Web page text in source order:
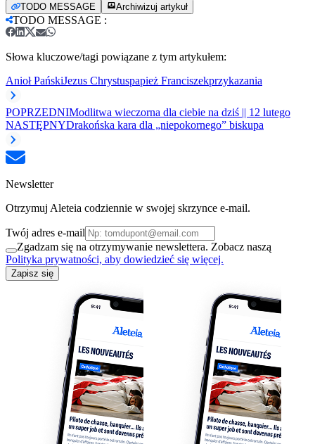
TODO MESSAGE Archiwizuj artykuł
TODO MESSAGE :
Słowa kluczowe/tagi powiązane z tym artykułem:
Anioł PańskiJezus Chrystuspapież Franciszekprzykazania
POPRZEDNIModlitwa wieczorna dla ciebie na dziś || 12 lutego
NASTĘPNYDrakońska kara dla „niepokornego” biskupa
Newsletter
Otrzymuj Aleteia codziennie w swojej skrzynce e-mail.
Twój adres e-mail
Zgadzam się na otrzymywanie newslettera. Zobacz naszą
Polityka prywatności, aby dowiedzieć się więcej.
Zapisz się